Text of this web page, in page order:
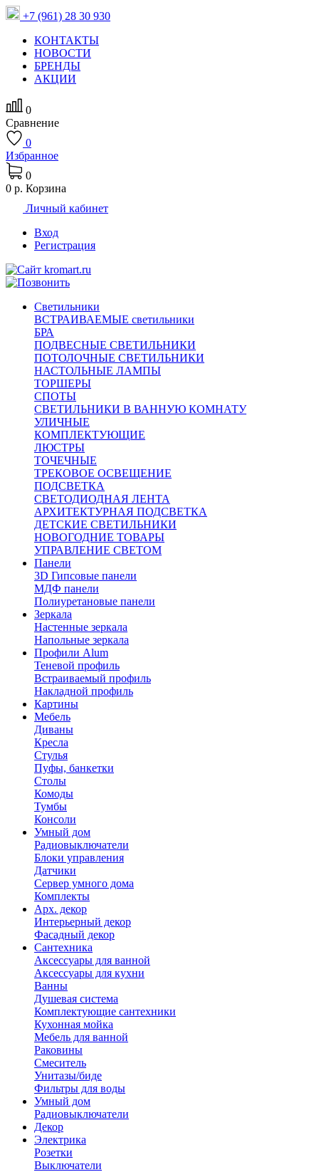
+7 (961) 28 30 930
КОНТАКТЫ
НОВОСТИ
БРЕНДЫ
АКЦИИ
0
Сравнение
0
Избранное
0
0 р. Корзина
Личный кабинет
Вход
Регистрация
Светильники
ВСТРАИВАЕМЫЕ светильники
БРА
ПОДВЕСНЫЕ СВЕТИЛЬНИКИ
ПОТОЛОЧНЫЕ СВЕТИЛЬНИКИ
НАСТОЛЬНЫЕ ЛАМПЫ
ТОРШЕРЫ
СПОТЫ
СВЕТИЛЬНИКИ В ВАННУЮ КОМНАТУ
УЛИЧНЫЕ
КОМПЛЕКТУЮЩИЕ
ЛЮСТРЫ
ТОЧЕЧНЫЕ
ТРЕКОВОЕ ОСВЕЩЕНИЕ
ПОДСВЕТКА
СВЕТОДИОДНАЯ ЛЕНТА
АРХИТЕКТУРНАЯ ПОДСВЕТКА
ДЕТСКИЕ СВЕТИЛЬНИКИ
НОВОГОДНИЕ ТОВАРЫ
УПРАВЛЕНИЕ СВЕТОМ
Панели
3D Гипсовые панели
МДФ панели
Полиуретановые панели
Зеркала
Настенные зеркала
Напольные зеркала
Профили Alum
Теневой профиль
Встраиваемый профиль
Накладной профиль
Картины
Мебель
Диваны
Кресла
Стулья
Пуфы, банкетки
Столы
Комоды
Тумбы
Консоли
Умный дом
Радиовыключатели
Блоки управления
Датчики
Сервер умного дома
Комплекты
Арх. декор
Интерьерный декор
Фасадный декор
Сантехника
Аксессуары для ванной
Аксессуары для кухни
Ванны
Душевая система
Комплектующие сантехники
Кухонная мойка
Мебель для ванной
Раковины
Смеситель
Унитазы/биде
Фильтры для воды
Умный дом
Радиовыключатели
Декор
Электрика
Розетки
Выключатели